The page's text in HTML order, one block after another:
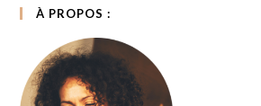
À PROPOS :